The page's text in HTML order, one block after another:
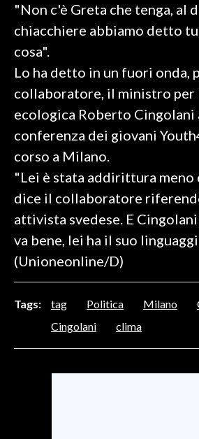
RISULTATI E CLASSIFICHE
CALCIO
CALCIO REGIONALE
BASKET
VOLLEY
MOTORI
TENNIS
ALTRI SPORT
CULTURA
GOSSIP
SARDEGNA TURISMO
"Non c'è Greta che tenga, al
chiacchiere abbiamo detto
cosa".
Lo ha detto in un fuori onda,
collaboratore, il ministro per
ecologica Roberto Cingolani
conferenza dei giovani
corso a Milano.
"Lei è stata addirittura meno
dice il collaboratore
attivista svedese. E
va bene, lei ha il suo
(Unioneonline/D)
Tags: tag Politica Milano
Cingolani
clima